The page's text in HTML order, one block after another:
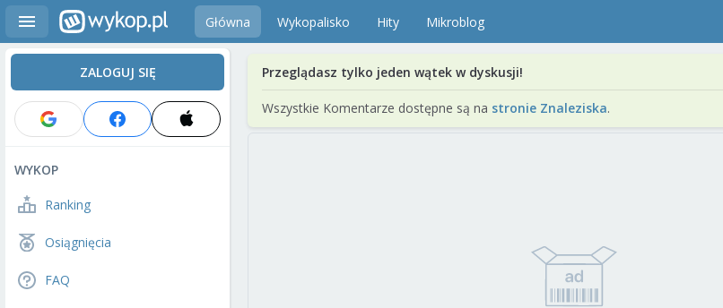
Główna Wykopalisko Hity Mikroblog
ZALOGUJ SIĘ
WYKOP
Ranking
Osiągnięcia
FAQ
Przeglądasz tylko jeden wątek w dyskusji!
Wszystkie Komentarze dostępne są na stronie Znaleziska.